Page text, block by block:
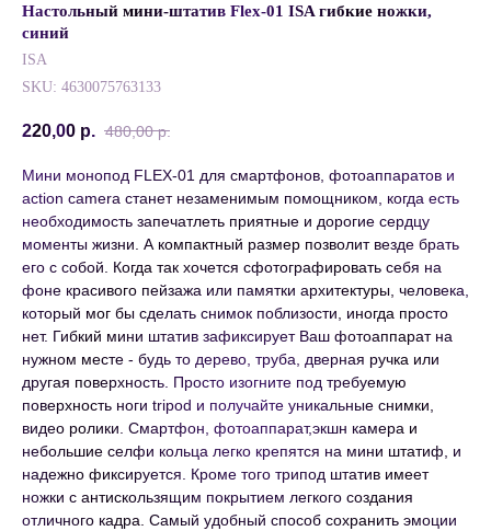
Настольный мини-штатив Flex-01 ISA гибкие ножки,
синий
ISA
SKU: 4630075763133
220,00 р. 480,00 р.
Мини монопод FLEX-01 для смартфонов, фотоаппаратов и
action camera станет незаменимым помощником, когда есть
необходимость запечатлеть приятные и дорогие сердцу
моменты жизни. А компактный размер позволит везде брать
его с собой. Когда так хочется сфотографировать себя на
фоне красивого пейзажа или памятки архитектуры, человека,
который мог бы сделать снимок поблизости, иногда просто
нет. Гибкий мини штатив зафиксирует Ваш фотоаппарат на
нужном месте - будь то дерево, труба, дверная ручка или
другая поверхность. Просто изогните под требуемую
поверхность ноги tripod и получайте уникальные снимки,
видео ролики. Смартфон, фотоаппарат,экшн камера и
небольшие селфи кольца легко крепятся на мини штатиф, и
надежно фиксируется. Кроме того трипод штатив имеет
ножки с антискользящим покрытием легкого создания
отличного кадра. Самый удобный способ сохранить эмоции